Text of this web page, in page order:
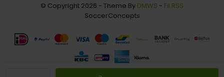
© Copyright 2026 - Theme By DMWS - Fil RSS
SoccerConcepts